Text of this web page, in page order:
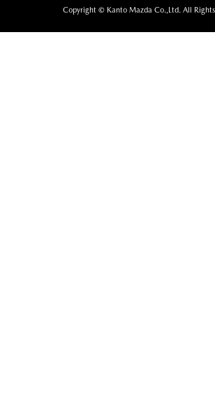
Copyright © Kanto Mazda Co.,Ltd. All Rights